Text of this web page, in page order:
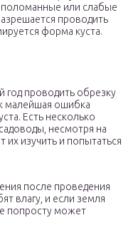
поломанные или слабые
проводить
форма куста.
год проводить обрезку
малейшая ошибка
Есть несколько
несмотря на
изучить и попытаться
после проведения
влагу, и если земля
попросту может